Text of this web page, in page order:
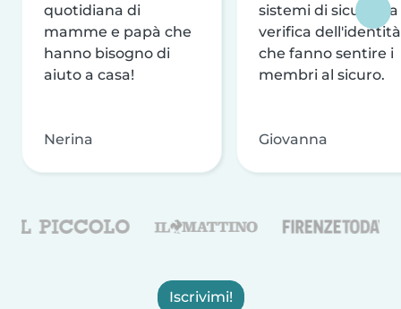
quotidiana di
mamme e papà che
hanno bisogno di
aiuto a casa!
Nerina
sistemi di sicurezza
verifica dell'identità
che fanno sentire i
membri al sicuro.
Giovanna
Iscrivimi!